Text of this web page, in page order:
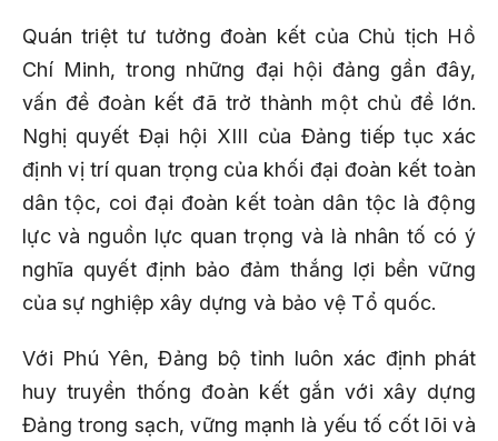
Quán triệt tư tưởng đoàn kết của Chủ tịch Hồ
Chí Minh, trong những đại hội đảng gần đây,
vấn đề đoàn kết đã trở thành một chủ đề lớn.
Nghị quyết Đại hội XIII của Đảng tiếp tục xác
định vị trí quan trọng của khối đại đoàn kết toàn
dân tộc, coi đại đoàn kết toàn dân tộc là động
lực và nguồn lực quan trọng và là nhân tố có ý
nghĩa quyết định bảo đảm thắng lợi bền vững
của sự nghiệp xây dựng và bảo vệ Tổ quốc.
Với Phú Yên, Đảng bộ tỉnh luôn xác định phát
huy truyền thống đoàn kết gắn với xây dựng
Đảng trong sạch, vững mạnh là yếu tố cốt lõi và